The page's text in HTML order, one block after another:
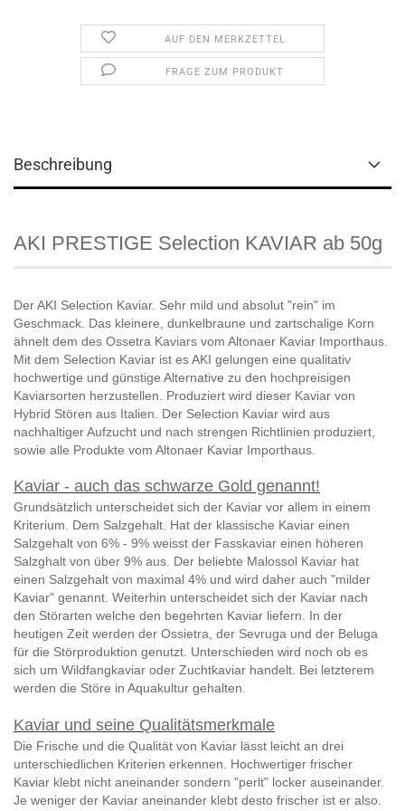
AUF DEN MERKZETTEL
FRAGE ZUM PRODUKT
Beschreibung
AKI PRESTIGE Selection KAVIAR ab 50g
Der AKI Selection Kaviar. Sehr mild und absolut "rein" im
Geschmack. Das kleinere, dunkelbraune und zartschalige Korn
ähnelt dem des Ossetra Kaviars vom Altonaer Kaviar Importhaus.
Mit dem Selection Kaviar ist es AKI gelungen eine qualitativ
hochwertige und günstige Alternative zu den hochpreisigen
Kaviarsorten herzustellen. Produziert wird dieser Kaviar von
Hybrid Stören aus Italien. Der Selection Kaviar wird aus
nachhaltiger Aufzucht und nach strengen Richtlinien produziert,
sowie alle Produkte vom Altonaer Kaviar Importhaus.
Kaviar - auch das schwarze Gold genannt!
Grundsätzlich unterscheidet sich der Kaviar vor allem in einem
Kriterium. Dem Salzgehalt. Hat der klassische Kaviar einen
Salzgehalt von 6% - 9% weisst der Fasskaviar einen höheren
Salzghalt von über 9% aus. Der beliebte Malossol Kaviar hat
einen Salzgehalt von maximal 4% und wird daher auch "milder
Kaviar" genannt. Weiterhin unterscheidet sich der Kaviar nach
den Störarten welche den begehrten Kaviar liefern. In der
heutigen Zeit werden der Ossietra, der Sevruga und der Beluga
für die Störproduktion genutzt. Unterschieden wird noch ob es
sich um Wildfangkaviar oder Zuchtkaviar handelt. Bei letzterem
werden die Störe in Aquakultur gehalten.
Kaviar und seine Qualitätsmerkmale
Die Frische und die Qualität von Kaviar lässt leicht an drei
unterschiedlichen Kriterien erkennen. Hochwertiger frischer
Kaviar klebt nicht aneinander sondern "perlt" locker auseinander.
Je weniger der Kaviar aneinander klebt desto frischer ist er also.